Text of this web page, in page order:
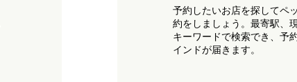
予約したいお店を探してペ
約をしましょう。最寄駅、
キーワードで検索でき、予
インドが届きます。